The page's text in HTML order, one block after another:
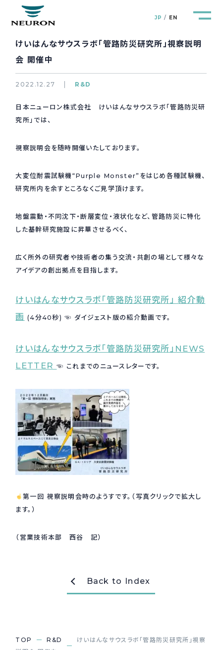
JP EN
企業情報
研究開発 R&D
新着情報 News&Topics
webカタログ
けいはんなサウスラボ「管路防災研究所」視察説明
会 開催中
2022.12.27 R&D
日本ニューロン株式会社 けいはんなサウスラボ「管路防災研
究所」では、
視察説明会を随時開催いたしております。
大変位耐震試験機“Purple Monster”をはじめ各種試験機、
研究所内を余すところなくご見学頂けます。
地盤震動・不同沈下・断層変位・液状化など、管路防災に特化
した基幹研究施設に昇華させるべく、
広く所外の研究者や技術者の集う交流・共創の場として様々な
アイデアの創出拠点を目指します。
けいはんなサウスラボ「管路防災研究所」 紹介動
画 (4分40秒) ☜ ダイジェスト版の紹介動画です。
けいはんなサウスラボ「管路防災研究所」NEWS
LETTER☜ これまでのニュースレターです。
第一回 視察説明会時のようすです。（写真クリックで拡大し
ます。）
（営業技術本部 西谷 記）
Back to Index
TOP R&D
けいはんなサウスラボ「管路防災研究所」視察